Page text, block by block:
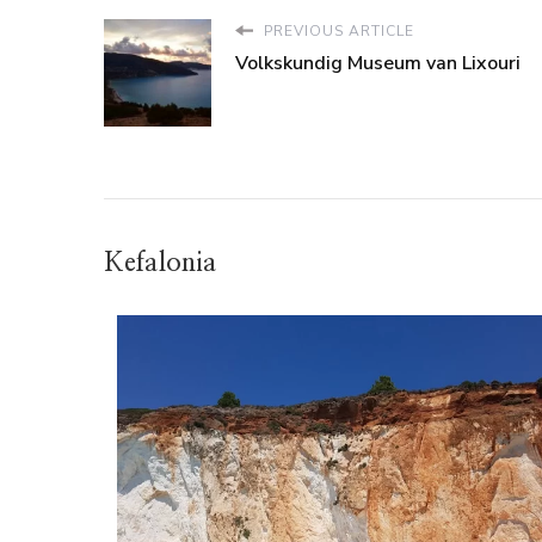
PREVIOUS ARTICLE
Volkskundig Museum van Lixouri
Kefalonia